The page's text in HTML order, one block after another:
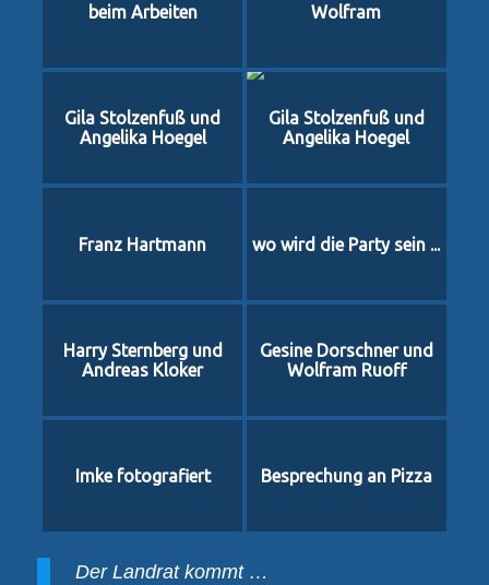
beim Arbeiten Wolfram
Gila Stolzenfuß und
Angelika Hoegel
Gila Stolzenfuß und
Angelika Hoegel
Franz Hartmann wo wird die Party sein ...
Harry Sternberg und
Andreas Kloker
Gesine Dorschner und
Wolfram Ruoff
Imke fotografiert Besprechung an Pizza
Der Landrat kommt …